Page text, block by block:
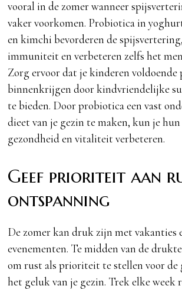
vooral in de zomer wanneer
vaker voorkomen. Probiotica in
en kimchi bevorderen de
immuniteit en verbeteren zelfs het
Zorg ervoor dat je kinderen
binnenkrijgen door kindvriendelijke
te bieden. Door probiotica een vast
dieet van je gezin te maken, kun je
gezondheid en vitaliteit verbeteren.
Geef prioriteit aan
ontspanning
De zomer kan druk zijn met vakanties
evenementen. Te midden van de
om rust als prioriteit te stellen voor de
het geluk van je gezin. Trek elke